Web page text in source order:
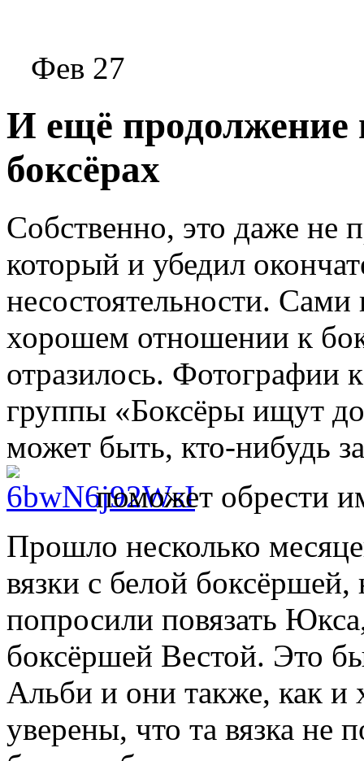
Фев 27
И ещё продолжение
боксёрах
Собственно, это даже не
который и убедил
несостоятельности.
хорошем отношении к
отразилось. Фотографии
группы «Боксёры ищут
может быть, кто-нибудь
поможет обрести
Прошло несколько
вязки с белой боксёршей,
попросили повязать
боксёршей Вестой. Это
Альби и они также, как и
уверены, что та вязка не